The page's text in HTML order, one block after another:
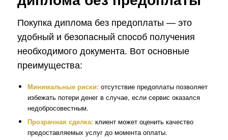
Покупка диплома без предоплаты — это
удобный и безопасный способ получения
необходимого документа. Вот основные
преимущества:
Минимальные риски:отсутствие предоплаты позволяет
избежать потери денег в случае, если сервис оказался
недобросовестным.
Прозрачная сделка:клиент может оценить качество
предоставляемых услуг до момента оплаты.